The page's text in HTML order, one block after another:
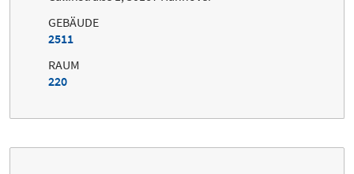
GEBÄUDE
2511
RAUM
220